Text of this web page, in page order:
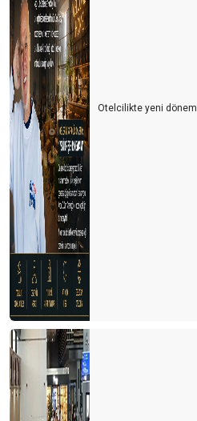
Otelcilikte yeni dönem